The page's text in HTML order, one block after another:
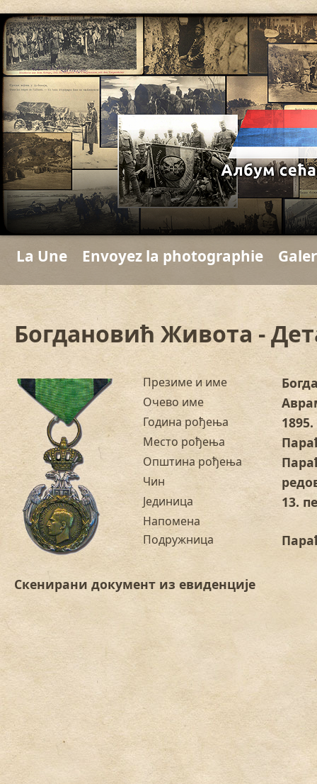
La Une Envoyez la photographie
Богдановић Живота -
Презиме и име
Очево име
Година рођења 1895.
Место рођења
Општина рођења
Чин
Јединица 13.
Напомена
Подружница
Скенирани документ из евиденције